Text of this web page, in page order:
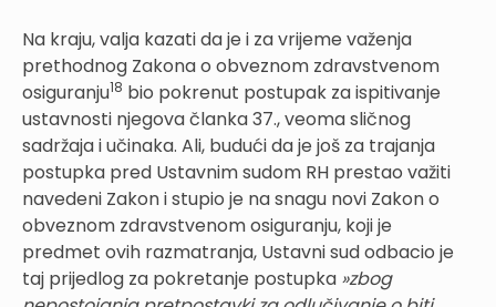
Na kraju, valja kazati da je i za vrijeme važenja
prethodnog Zakona o obveznom zdravstvenom
osiguranju18 bio pokrenut postupak za ispitivanje
ustavnosti njegova članka 37., veoma sličnog
sadržaja i učinaka. Ali, budući da je još za trajanja
postupka pred Ustavnim sudom RH prestao važiti
navedeni Zakon i stupio je na snagu novi Zakon o
obveznom zdravstvenom osiguranju, koji je
predmet ovih razmatranja, Ustavni sud odbacio je
taj prijedlog za pokretanje postupka »zbog